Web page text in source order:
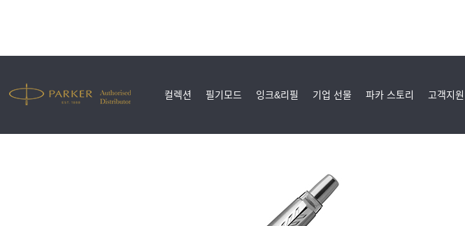
컬렉션 필기모드 잉크&리필 기업 선물 파카 스토리 고객지원